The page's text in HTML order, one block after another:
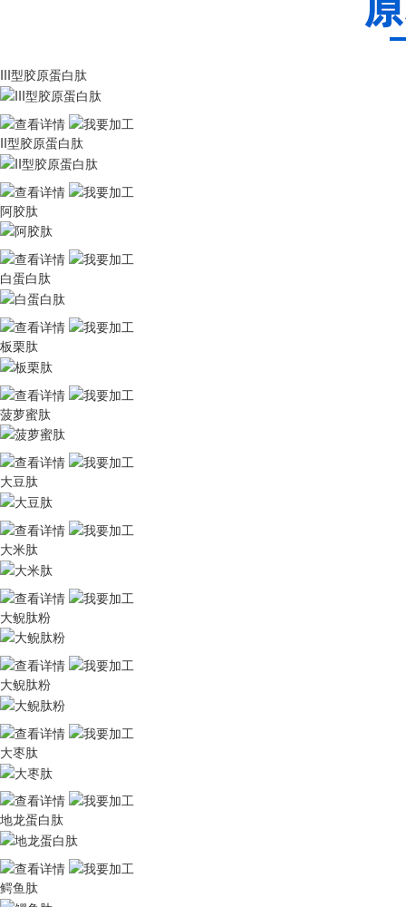
III型胶原蛋白肽
II型胶原蛋白肽
阿胶肽
白蛋白肽
板栗肽
菠萝蜜肽
大豆肽
大米肽
大鲵肽粉
大鲵肽粉
大枣肽
地龙蛋白肽
鳄鱼肽